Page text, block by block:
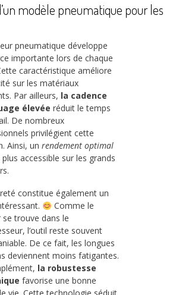
modèle pneumatique pour les
pneumatique développe
importante lors de chaque
caractéristique améliore
sur les matériaux
Par ailleurs, la cadence
élevée réduit le temps
De nombreux
privilégient cette
Ainsi, un rendement optimal
accessible sur les grands
constitue également un
Comme le
trouve dans le
l’outil reste souvent
De ce fait, les longues
deviennent moins fatigantes.
la robustesse
favorise une bonne